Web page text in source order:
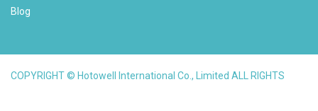
Blog
COPYRIGHT © Hotowell International Co., Limited ALL RIGHTS